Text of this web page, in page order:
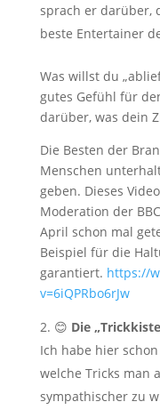
sprach er darüber,
beste Entertainer
Was willst du
gutes Gefühl für
darüber, was dein
Die Besten der
Menschen
geben. Dieses
Moderation der
April schon mal
Beispiel für die
garantiert. https://
v=6iQPRbo6rJw
😊 Die
Ich habe hier
welche Tricks man
sympathischer zu